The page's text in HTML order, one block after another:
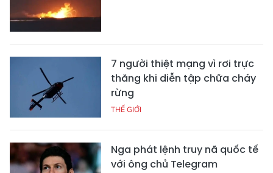
7 người thiệt mạng vì rơi trực
thăng khi diễn tập chữa cháy
rừng
THẾ GIỚI
Nga phát lệnh truy nã quốc tế
với ông chủ Telegram